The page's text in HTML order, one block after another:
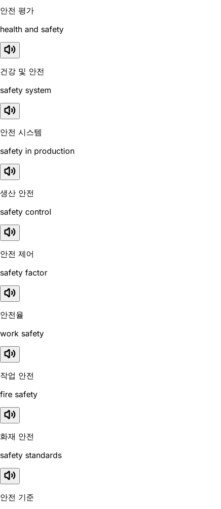
안전 평가
health and safety
건강 및 안전
safety system
안전 시스템
safety in production
생산 안전
safety control
안전 제어
safety factor
안전율
work safety
작업 안전
fire safety
화재 안전
safety standards
안전 기준